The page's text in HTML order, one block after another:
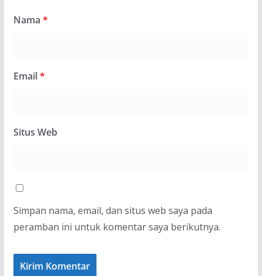
Nama *
Email*
Situs Web
Simpan nama, email, dan situs web saya pada
peramban ini untuk komentar saya berikutnya.